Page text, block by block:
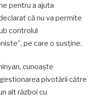
pentru a ajuta
că nu va permite
controlul
pe care o susține.
cunoaște
pivotării către
alt război cu